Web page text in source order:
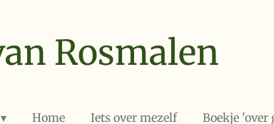
Rosmalen
Home Iets over mezelf Boekje 'over